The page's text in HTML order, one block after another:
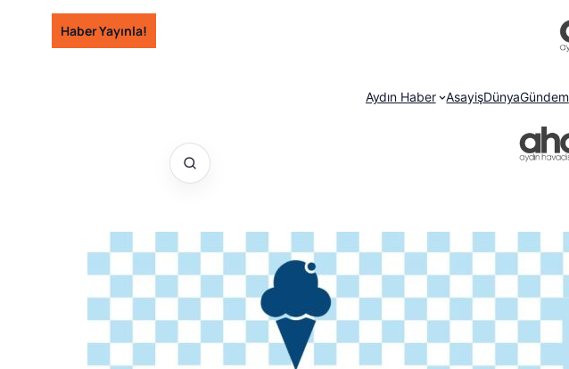
İçeriğeHaber Yayınla!
Aydın Haber AsayişDünyaGündem